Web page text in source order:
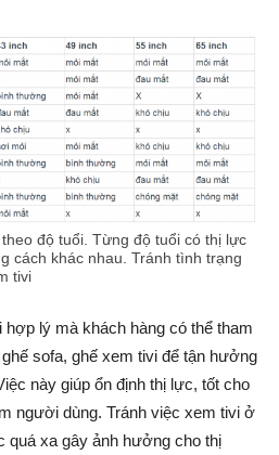
độ tuổi. Từng độ tuổi có thị lực
cách khác nhau. Tránh tình trạng
tivi
lý mà khách hàng có thể tham
sofa, ghế xem tivi để tận hưởng
này giúp ổn định thị lực, tốt cho
người dùng. Tránh việc xem tivi ở
quá xa gây ảnh hưởng cho thị